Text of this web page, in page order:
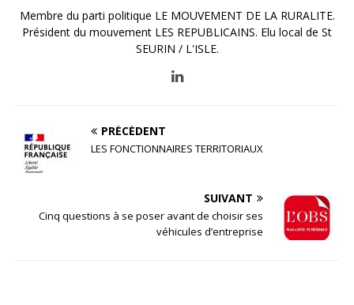
Membre du parti politique LE MOUVEMENT DE LA RURALITE.
Président du mouvement LES REPUBLICAINS. Elu local de St
SEURIN / L'ISLE.
PRÉCÉDENT
LES FONCTIONNAIRES TERRITORIAUX
SUIVANT
Cinq questions à se poser avant de choisir ses
véhicules d’entreprise